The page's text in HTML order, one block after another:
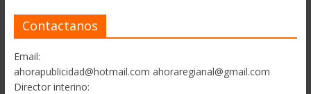
Contactanos
Email:
ahorapublicidad@hotmail.com ahoraregianal@gmail.com
Director interino: